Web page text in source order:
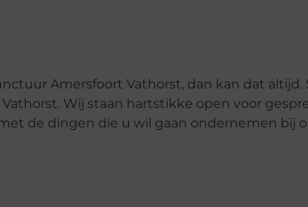
Amersfoort Vathorst, dan kan dat altijd.
Wij staan hartstikke open voor
de dingen die u wil gaan ondernemen bij